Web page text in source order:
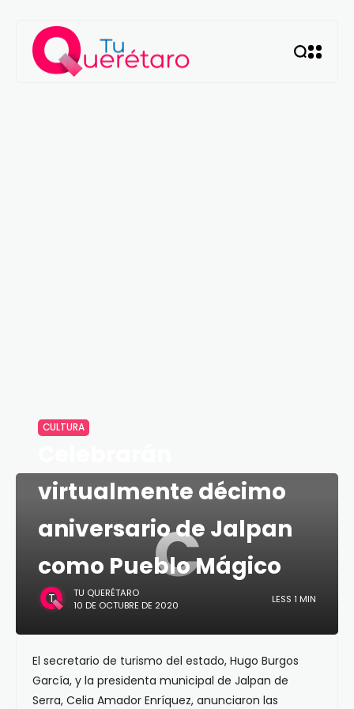
C
CULTURA
virtualmente décimo
aniversario de Jalpan
como Pueblo Mágico
TU QUERÉTARO
10 DE OCTUBRE DE 2020
LESS 1 MIN
El secretario de turismo del estado, Hugo Burgos
García, y la presidenta municipal de Jalpan de
Serra, Celia Amador Enríquez, anunciaron las